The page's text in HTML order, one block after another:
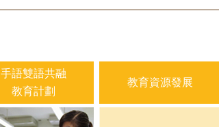
手語雙語共融
教育計劃
教育資源發展